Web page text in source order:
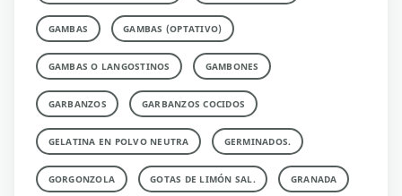
GAMBAS GAMBAS (OPTATIVO)
GAMBAS O LANGOSTINOS GAMBONES
GARBANZOS GARBANZOS COCIDOS
GELATINA EN POLVO NEUTRA GERMINADOS.
GORGONZOLA GOTAS DE LIMÓN SAL. GRANADA